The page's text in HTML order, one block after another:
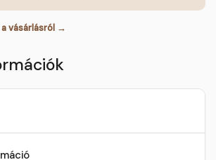
vásárlásról →